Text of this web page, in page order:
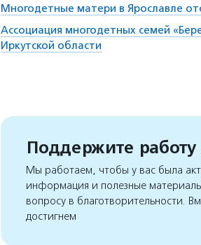
Многодетные матери в Ярославле
Ассоциация многодетных семей
Иркутской области
Поддержите
Мы работаем, чтобы у вас была
информация и полезные
вопросу в благотворительности.
достигнем